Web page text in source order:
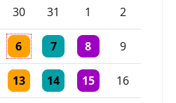
30
Einzelne Veranstaltung
31
Einzelne Veranstaltung
1 2
6
Einzelne Veranstaltung
7
Einzelne Veranstaltung
8
2 Veranstaltungen
9
13
Einzelne Veranstaltung
14
Einzelne Veranstaltung
15
Einzelne16